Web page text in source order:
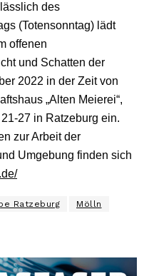
des
(Totensonntag) lädt
offenen
und Schatten der
2022 in der Zeit von
„Alten Meierei“,
27 in Ratzeburg ein.
zur Arbeit der
Umgebung finden sich
Ratzeburg Mölln